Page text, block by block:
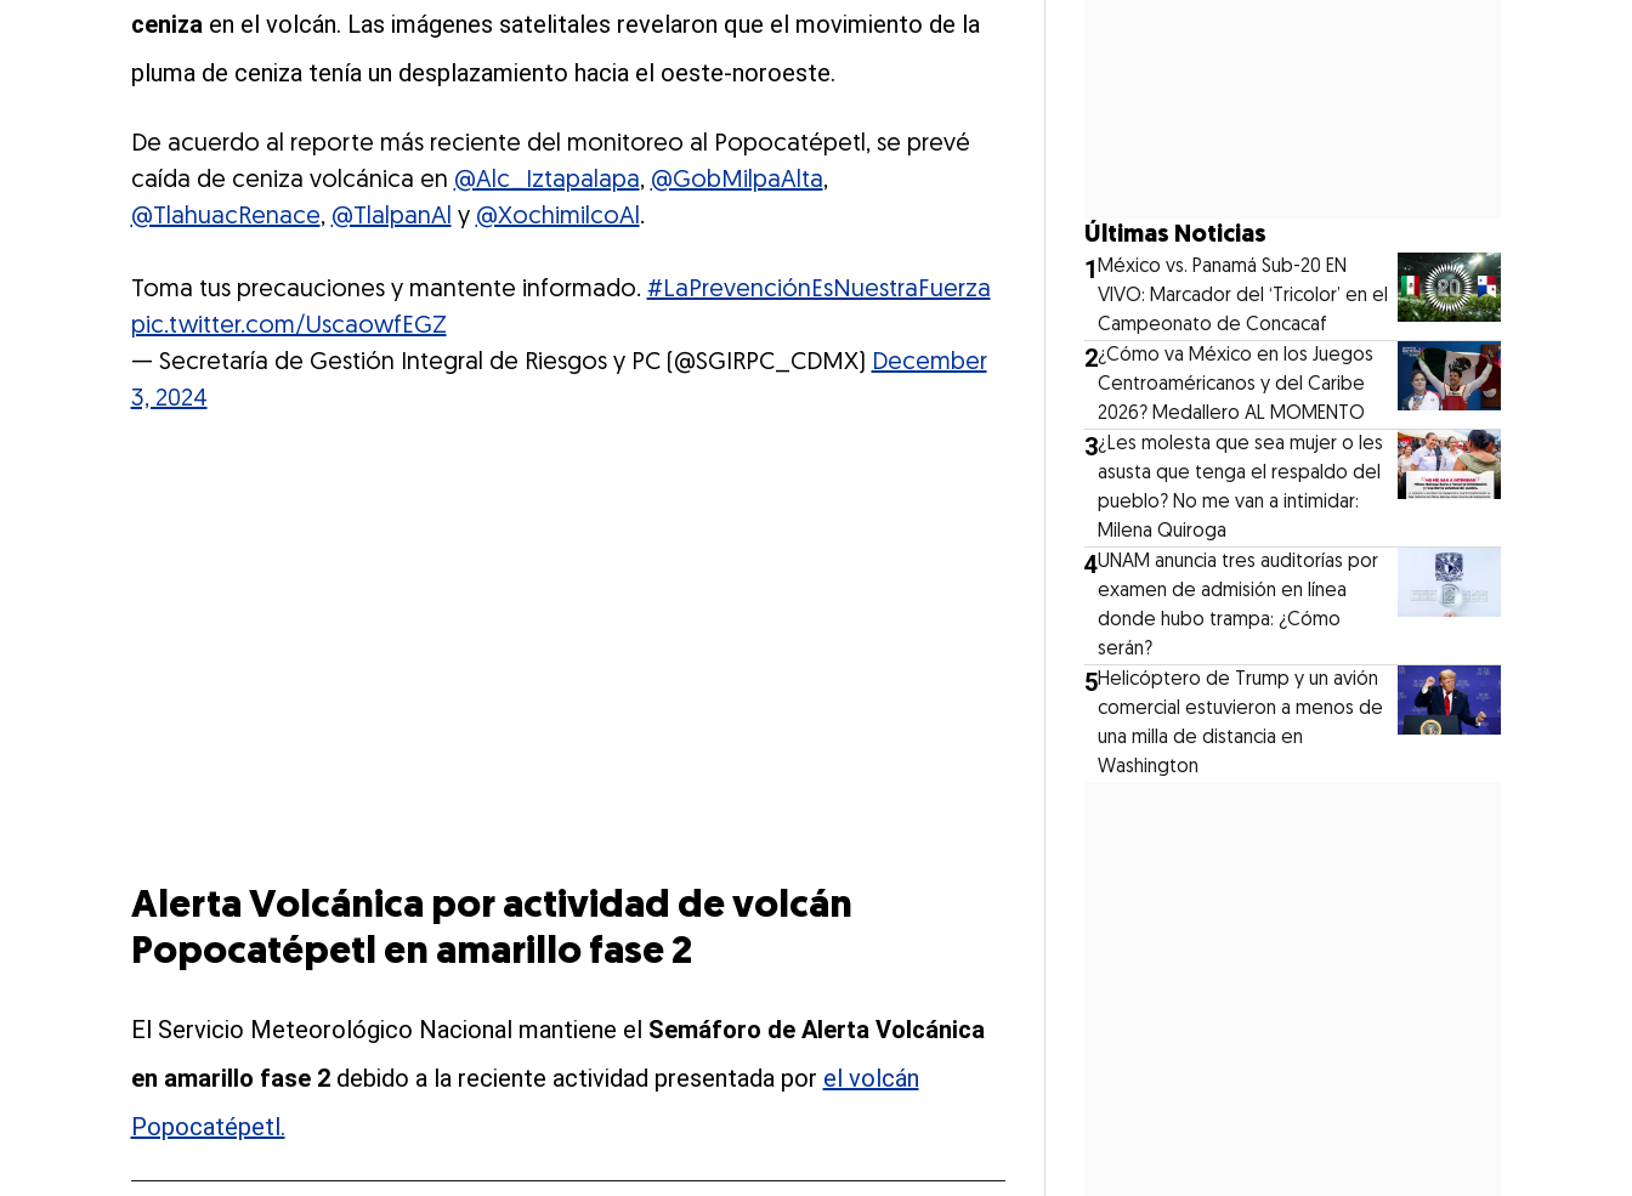
cenizaen el volcán. Las imágenes satelitales revelaron que el movimiento de la
pluma de ceniza tenía un desplazamiento hacia el oeste-noroeste.
De acuerdo al reporte más reciente del monitoreo al Popocatépetl, se prevé
caída de ceniza volcánica en @Alc_Iztapalapa, @GobMilpaAlta,
@TlahuacRenace, @TlalpanAl y @XochimilcoAl.
Toma tus precauciones y mantente informado. #LaPrevenciónEsNuestraFuerza
pic.twitter.com/UscaowfEGZ
— Secretaría de Gestión Integral de Riesgos y PC (@SGIRPC_CDMX)
December
3, 2024
Alerta Volcánica por actividad de volcán
Popocatépetl en amarillo fase 2
El Servicio Meteorológico Nacional mantiene el Semáforo de Alerta Volcánica
en amarillo fase 2 debido a la reciente actividad presentada por el volcán
Popocatépetl.
Últimas Noticias
1México vs. Panamá Sub-20 EN
VIVO: Marcador del ‘Tricolor’ en el
Campeonato de Concacaf
2¿Cómo va México en los Juegos
Centroaméricanos y del Caribe
2026? Medallero AL MOMENTO
3¿Les molesta que sea mujer o les
asusta que tenga el respaldo del
pueblo? No me van a intimidar:
Milena Quiroga
4UNAM anuncia tres auditorías por
examen de admisión en línea
donde hubo trampa: ¿Cómo
serán?
5Helicóptero de Trump y un avión
comercial estuvieron a menos de
una milla de distancia en
Washington